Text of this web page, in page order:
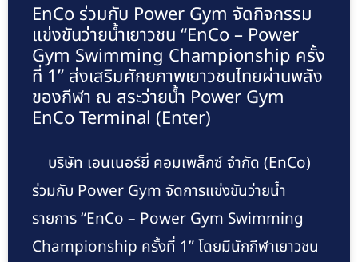
EnCo ร่วมกับ Power Gym จัดกิจกรรม
แข่งขันว่ายน้ำเยาวชน “EnCo – Power
Gym Swimming Championship ครั้ง
ที่ 1” ส่งเสริมศักยภาพเยาวชนไทยผ่านพลัง
ของกีฬา ณ สระว่ายน้ำ Power Gym
EnCo Terminal (Enter)
บริษัท เอนเนอร์ยี่ คอมเพล็กซ์ จำกัด (EnCo)
ร่วมกับ Power Gym จัดการแข่งขันว่ายน้ำ
รายการ “EnCo – Power Gym Swimming
Championship ครั้งที่ 1” โดยมีนักกีฬาเยาวชน